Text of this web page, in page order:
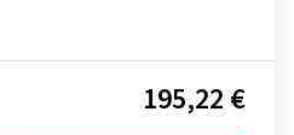
195,22 €